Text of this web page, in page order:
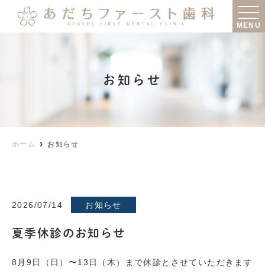
MENU
お知らせ
ホーム お知らせ
2026/07/14 お知らせ
夏季休診のお知らせ
8月9日（日）〜13日（木）まで休診とさせていただきます